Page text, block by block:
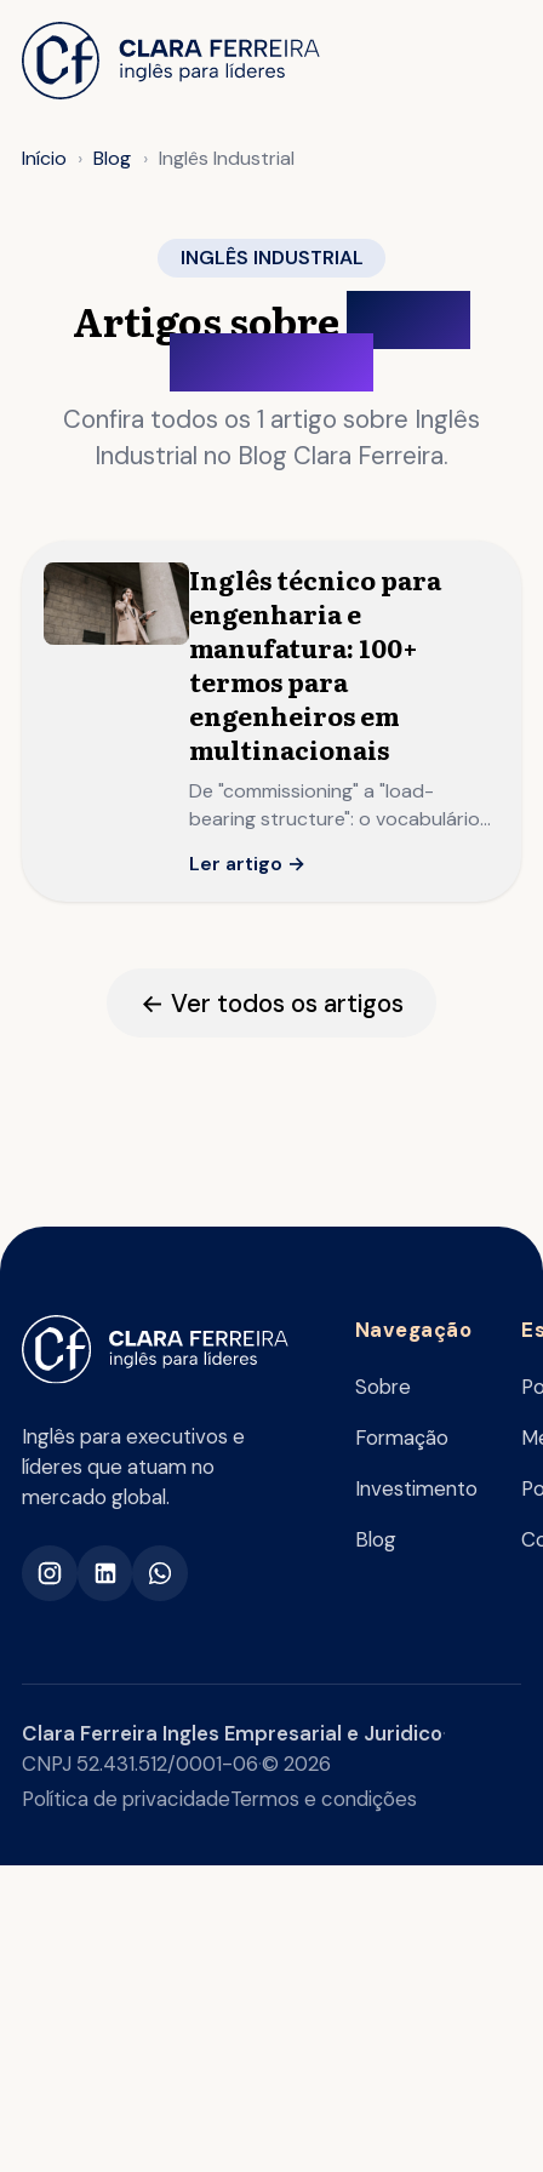
Início Blog Inglês Industrial
INGLÊS INDUSTRIAL
Artigos sobreInglês
Confira todos os 1 artigo sobre Inglês
Industrial no Blog Clara Ferreira.
Inglês técnico para
engenharia e
manufatura: 100+
termos para
engenheiros em
multinacionais
De "commissioning" a "load-
bearing structure": o vocabulário
brasileiros precisam dominar para
Ler artigo →
← Ver todos os artigos
Inglês para executivos e
líderes que atuam no
mercado global.
Navegação
Sobre
Formação
Investimento
Blog
Clara Ferreira Ingles Empresarial e Juridico·
CNPJ 52.431.512/0001-06·© 2026
Política de privacidadeTermos e condições